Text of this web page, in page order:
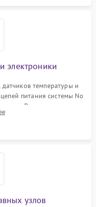
электроники
температуры и
питания системы No
Ремонт или замена
алгоритмов.
узлов